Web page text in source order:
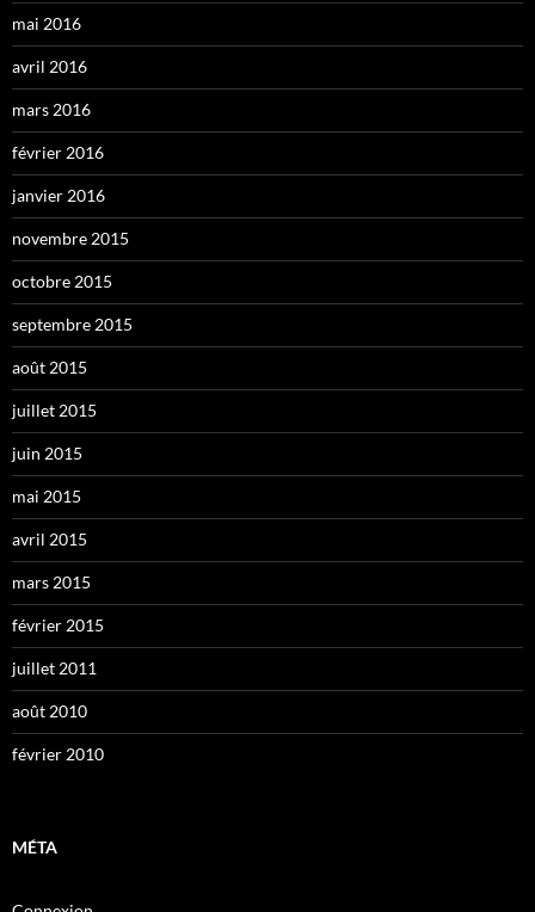
mai 2016
avril 2016
mars 2016
février 2016
janvier 2016
novembre 2015
octobre 2015
septembre 2015
août 2015
juillet 2015
juin 2015
mai 2015
avril 2015
mars 2015
février 2015
juillet 2011
août 2010
février 2010
MÉTA